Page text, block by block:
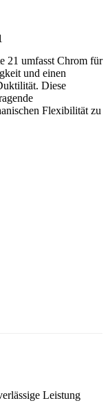
21 umfasst Chrom für
und einen
Diese
Flexibilität zu
Leistung